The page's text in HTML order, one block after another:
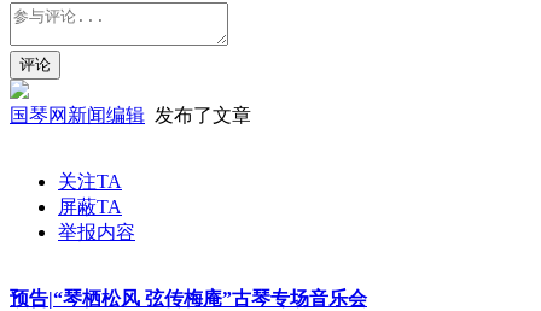
国琴网新闻编辑 发布了文章
关注TA
屏蔽TA
举报内容
预告|“琴栖松风 弦传梅庵”古琴专场音乐会